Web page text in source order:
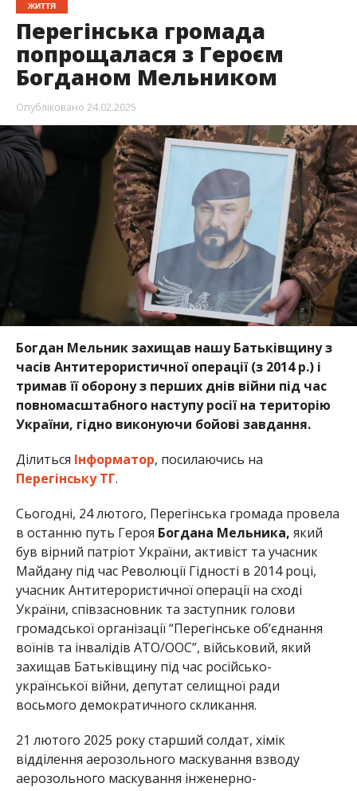
ЖИТТЯ
Перегінська громада
попрощалася з Героєм
Богданом Мельником
Опубліковано 24.02.2025
Богдан Мельник захищав нашу Батьківщину з
часів Антитерористичної операції (з 2014 р.) і
тримав її оборону з перших днів війни під час
повномасштабного наступу росії на територію
України, гідно виконуючи бойові завдання.
Ділиться Інформатор, посилаючись на
Перегінську ТГ.
Сьогодні, 24 лютого, Перегінська громада провела
в останню путь Героя Богдана Мельника, який
був вірний патріот України, активіст та учасник
Майдану під час Революції Гідності в 2014 році,
учасник Антитерористичної операції на сході
України, співзасновник та заступник голови
громадської організації “Перегінське об’єднання
воїнів та інвалідів АТО/ООС”, військовий, який
захищав Батьківщину під час російсько-
української війни, депутат селищної ради
восьмого демократичного скликання.
21 лютого 2025 року старший солдат, хімік
відділення аерозольного маскування взводу
аерозольного маскування інженерно-